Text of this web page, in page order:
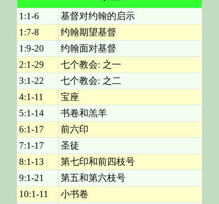
1:1-6
基督对约翰的启示
1:7-8
约翰期望基督
1:9-20
约翰面对基督
2:1-29
七个教会: 之一
3:1-22
七个教会: 之二
4:1-11
宝座
5:1-14
书卷和羔羊
6:1-17
前六印
7:1-17
圣徒
8:1-13
第七印和前四枝号
9:1-21
第五和第六枝号
10:1-11
小书卷